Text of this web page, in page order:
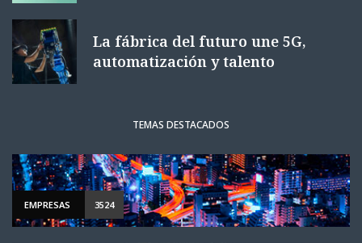
La fábrica del futuro une 5G,
automatización y talento
TEMAS DESTACADOS
EMPRESAS 3524